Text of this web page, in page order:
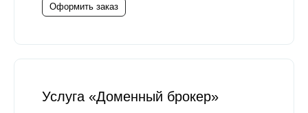
Оформить заказ
Услуга «Доменный брокер»